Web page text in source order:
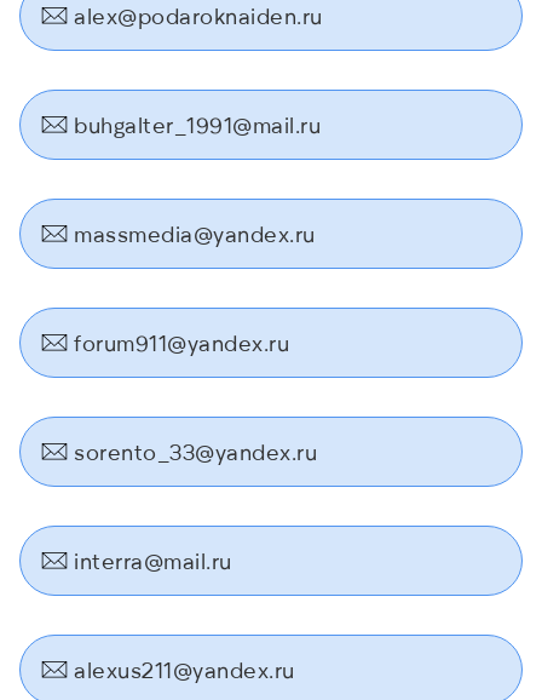
alex@podaroknaiden.ru
buhgalter_1991@mail.ru
massmedia@yandex.ru
forum911@yandex.ru
sorento_33@yandex.ru
interra@mail.ru
alexus211@yandex.ru